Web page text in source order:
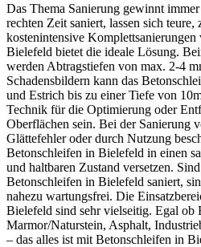
Das Thema Sanierung gewinnt
rechten Zeit saniert, lassen sich
kostenintensive
Bielefeld bietet die ideale Lösung.
werden Abtragstiefen von max. 2-4
Schadensbildern kann das
und Estrich bis zu einer Tiefe von
Technik für die Optimierung oder
Oberflächen sein. Bei der Sanierung
Glättefehler oder durch Nutzung
Betonschleifen in Bielefeld in einen
und haltbaren Zustand versetzen.
Betonschleifen in Bielefeld saniert,
nahezu wartungsfrei. Die
Bielefeld sind sehr vielseitig. Egal ob
Marmor/Naturstein, Asphalt,
– das alles ist mit Betonschleifen in